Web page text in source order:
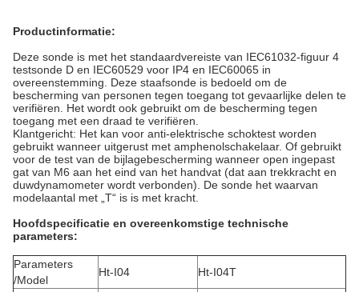
Productinformatie:
Deze sonde is met het standaardvereiste van IEC61032-figuur 4
testsonde D en IEC60529 voor IP4 en IEC60065 in
overeenstemming. Deze staafsonde is bedoeld om de
bescherming van personen tegen toegang tot gevaarlijke delen te
verifiëren. Het wordt ook gebruikt om de bescherming tegen
toegang met een draad te verifiëren.
Klantgericht: Het kan voor anti-elektrische schoktest worden
gebruikt wanneer uitgerust met amphenolschakelaar. Of gebruikt
voor de test van de bijlagebescherming wanneer open ingepast
gat van M6 aan het eind van het handvat (dat aan trekkracht en
duwdynamometer wordt verbonden). De sonde het waarvan
modelaantal met „T“ is is met kracht.
Hoofdspecificatie en overeenkomstige technische
parameters:
Parameters
/Model
Ht-I04
Ht-I04T